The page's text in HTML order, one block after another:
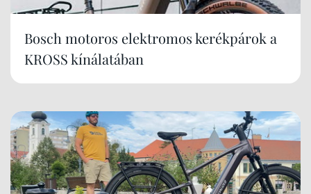
Bosch motoros elektromos kerékpárok a
KROSS kínálatában